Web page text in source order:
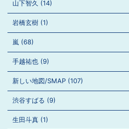
山下智久 (14)
岩橋玄樹 (1)
嵐 (68)
手越祐也 (9)
新しい地図/SMAP (107)
渋谷すばる (9)
生田斗真 (1)